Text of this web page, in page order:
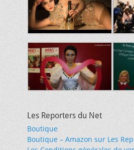
Les Reporters du Net
Boutique
Boutique – Amazon sur Les